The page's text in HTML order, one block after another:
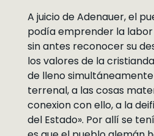
A juicio de Adenauer, el
podía emprender la
sin antes reconocer su
los valores de la
de lleno
terrenal, a las cosas
conexion con ello, a la
del Estado». Por allí se